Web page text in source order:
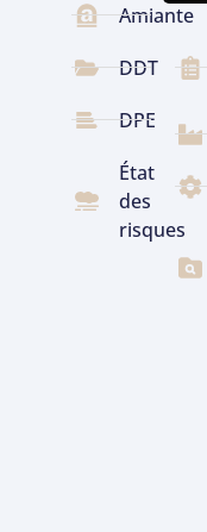
Amiante
DDT
DPE
État
des
risques